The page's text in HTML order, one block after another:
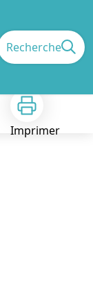
Recherche
Imprimer